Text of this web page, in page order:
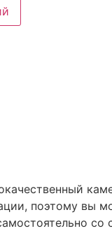
поэтому вы
со